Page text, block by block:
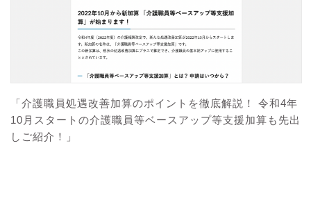
「介護職員処遇改善加算のポイントを徹底解説！ 令和4年
10月スタートの介護職員等ベースアップ等支援加算も先出
しご紹介！」